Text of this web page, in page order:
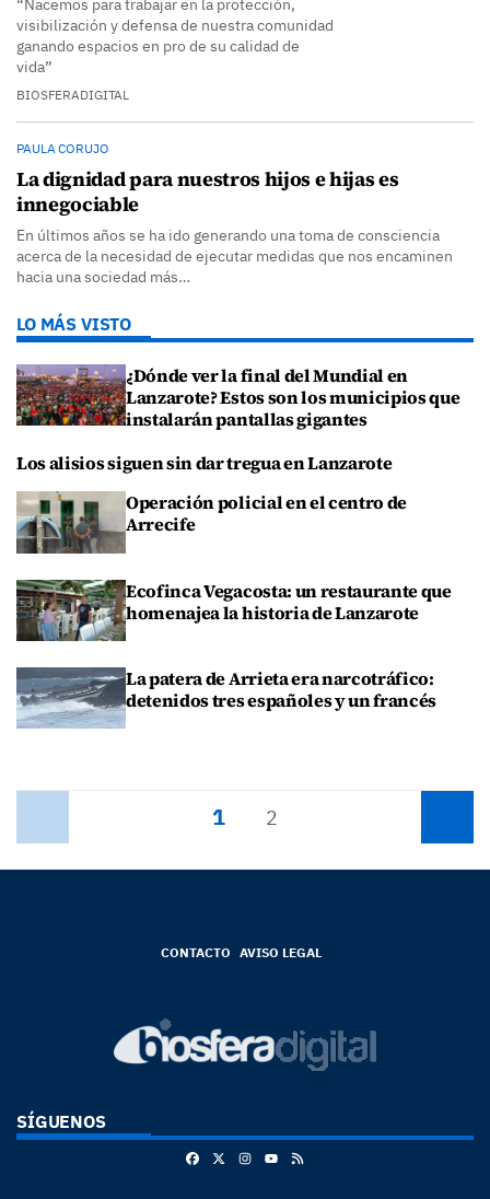
“Nacemos para trabajar en la protección,
visibilización y defensa de nuestra comunidad
ganando espacios en pro de su calidad de
vida”
BIOSFERADIGITAL
PAULA CORUJO
La dignidad para nuestros hijos e hijas es
innegociable
En últimos años se ha ido generando una toma de consciencia
acerca de la necesidad de ejecutar medidas que nos encaminen
hacia una sociedad más…
LO MÁS VISTO
¿Dónde ver la final del Mundial en
Lanzarote? Estos son los municipios que
instalarán pantallas gigantes
Los alisios siguen sin dar tregua en Lanzarote
Operación policial en el centro de
Arrecife
Ecofinca Vegacosta: un restaurante que
homenajea la historia de Lanzarote
La patera de Arrieta era narcotráfico:
detenidos tres españoles y un francés
1 2
CONTACTO AVISO LEGAL
SÍGUENOS
FacebookInstagram